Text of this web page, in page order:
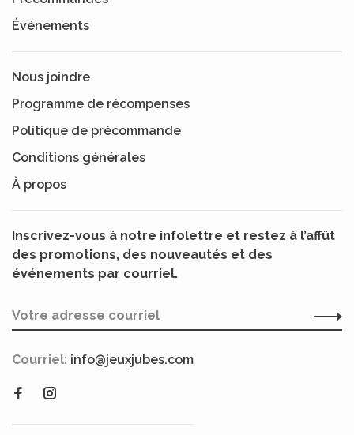
Événements
Nous joindre
Programme de récompenses
Politique de précommande
Conditions générales
À propos
Inscrivez-vous à notre infolettre et restez à l’affût
des promotions, des nouveautés et des
événements par courriel.
Courriel: info@jeuxjubes.com